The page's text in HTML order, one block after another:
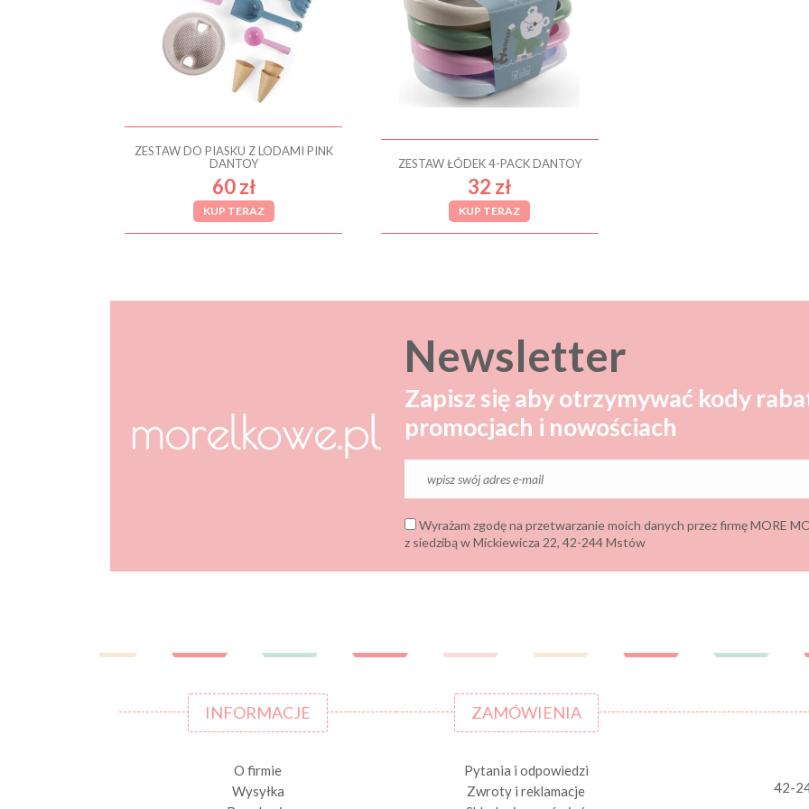
ZESTAW DO PIASKU Z LODAMI PINK
DANTOY
60 zł
KUP TERAZ
ZESTAW ŁÓDEK 4-PACK DANTOY
32 zł
KUP TERAZ
Newsletter
Zapisz się aby otrzymywać kody
promocjach i nowościach
Wyrażam zgodę na przetwarzanie moich danych przez firmę MORE
z siedzibą w Mickiewicza 22, 42-244 Mstów
INFORMACJE
O firmie
Wysyłka
ZAMÓWIENIA
Pytania i odpowiedzi
Zwroty i reklamacje
42-